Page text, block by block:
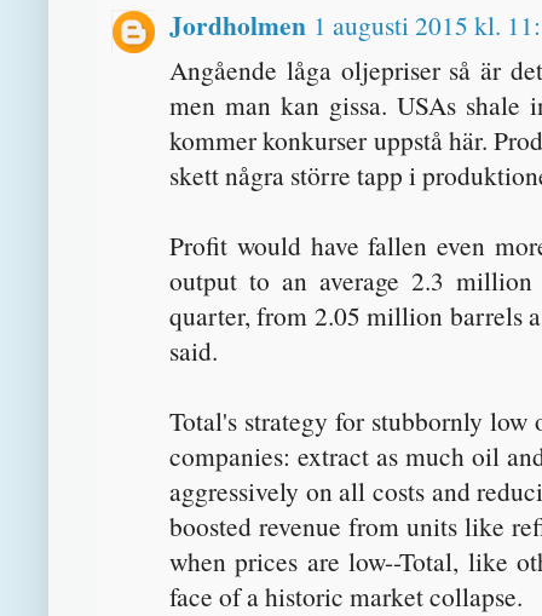
Jordholmen 1 augusti 2015 kl.
Angående låga oljepriser så är
men man kan gissa. USAs
kommer konkurser uppstå här.
skett några större tapp i
Profit would have fallen even
output to an average 2.3
quarter, from 2.05 million barrels
said.
Total's strategy for stubbornly
companies: extract as much oil
aggressively on all costs and
boosted revenue from units like
when prices are low--Total, like
face of a historic market collapse.